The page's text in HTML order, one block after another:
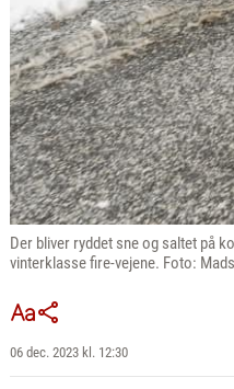
Der bliver ryddet sne og saltet på
vinterklasse fire-vejene. Foto:
06 dec. 2023 kl. 12:30